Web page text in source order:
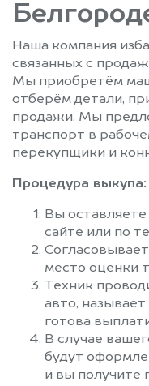
Наша компания
связанных с
Мы приобретём
отберём детали,
продажи. Мы
транспорт в
перекупщики и
Процедура выкупа:
Вы
сайте или по
место оценки
Техник
авто,
готова
В случае
будут
и вы получите